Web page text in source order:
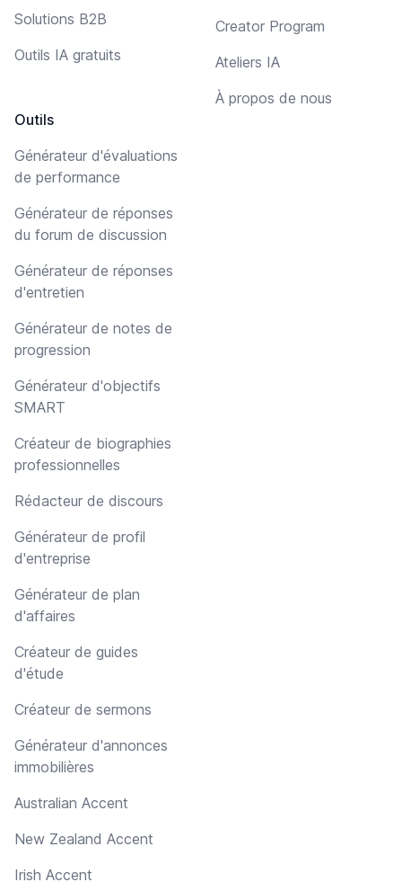
Solutions B2B
Outils IA gratuits
Outils
Générateur d'évaluations
de performance
Générateur de réponses
du forum de discussion
Générateur de réponses
d'entretien
Générateur de notes de
progression
Générateur d'objectifs
SMART
Créateur de biographies
professionnelles
Rédacteur de discours
Générateur de profil
d'entreprise
Générateur de plan
d'affaires
Créateur de guides
d'étude
Créateur de sermons
Générateur d'annonces
immobilières
Australian Accent
New Zealand Accent
Irish Accent
Creator Program
Ateliers IA
À propos de nous